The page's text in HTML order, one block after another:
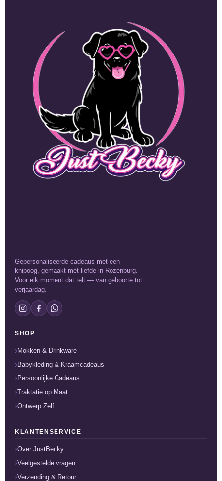
Gepersonaliseerde cadeaus met een
knipoog, gemaakt met liefde in Rozenburg.
Voor elk moment dat telt — van geboorte tot
verjaardag.
SHOP
Mokken & Drinkware
Babykleding & Kraamcadeaus
Persoonlijke Cadeaus
Traktatie op Maat
Ontwerp Zelf
KLANTENSERVICE
Over JustBecky
Veelgestelde vragen
Verzending & Retour